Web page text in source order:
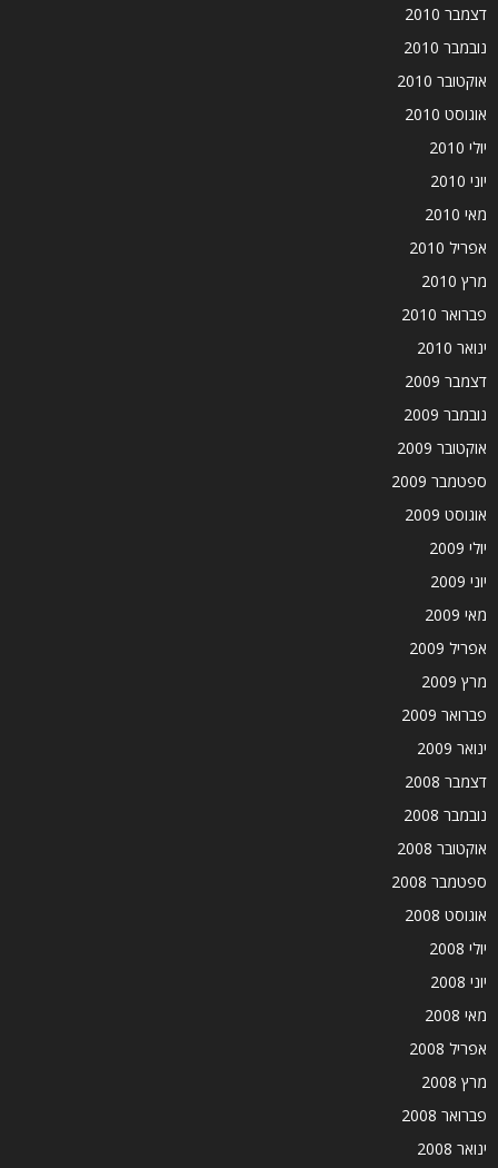
דצמבר 2010
נובמבר 2010
אוקטובר 2010
אוגוסט 2010
יולי 2010
יוני 2010
מאי 2010
אפריל 2010
מרץ 2010
פברואר 2010
ינואר 2010
דצמבר 2009
נובמבר 2009
אוקטובר 2009
ספטמבר 2009
אוגוסט 2009
יולי 2009
יוני 2009
מאי 2009
אפריל 2009
מרץ 2009
פברואר 2009
ינואר 2009
דצמבר 2008
נובמבר 2008
אוקטובר 2008
ספטמבר 2008
אוגוסט 2008
יולי 2008
יוני 2008
מאי 2008
אפריל 2008
מרץ 2008
פברואר 2008
ינואר 2008